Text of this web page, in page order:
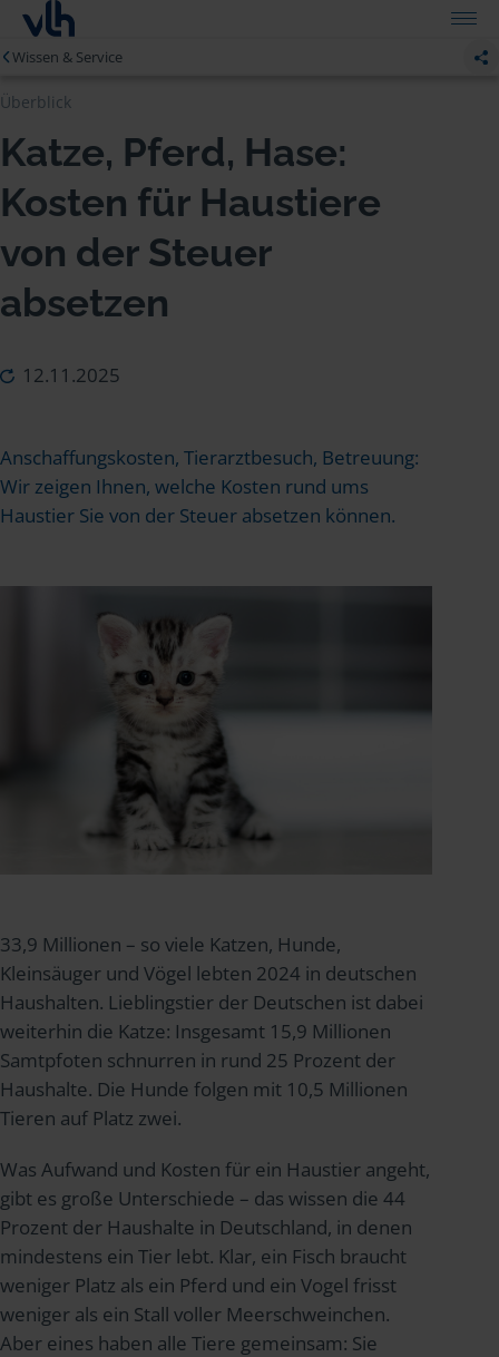
Wissen & Service
Überblick
Katze, Pferd, Hase:
Kosten für Haustiere
von der Steuer
absetzen
12.11.2025
Anschaffungskosten, Tierarztbesuch, Betreuung:
Wir zeigen Ihnen, welche Kosten rund ums
Haustier Sie von der Steuer absetzen können.
33,9 Millionen – so viele Katzen, Hunde,
Kleinsäuger und Vögel lebten 2024 in deutschen
Haushalten. Lieblingstier der Deutschen ist dabei
weiterhin die Katze: Insgesamt 15,9 Millionen
Samtpfoten schnurren in rund 25 Prozent der
Haushalte. Die Hunde folgen mit 10,5 Millionen
Tieren auf Platz zwei.
Was Aufwand und Kosten für ein Haustier angeht,
gibt es große Unterschiede – das wissen die 44
Prozent der Haushalte in Deutschland, in denen
mindestens ein Tier lebt. Klar, ein Fisch braucht
weniger Platz als ein Pferd und ein Vogel frisst
weniger als ein Stall voller Meerschweinchen.
Aber eines haben alle Tiere gemeinsam: Sie